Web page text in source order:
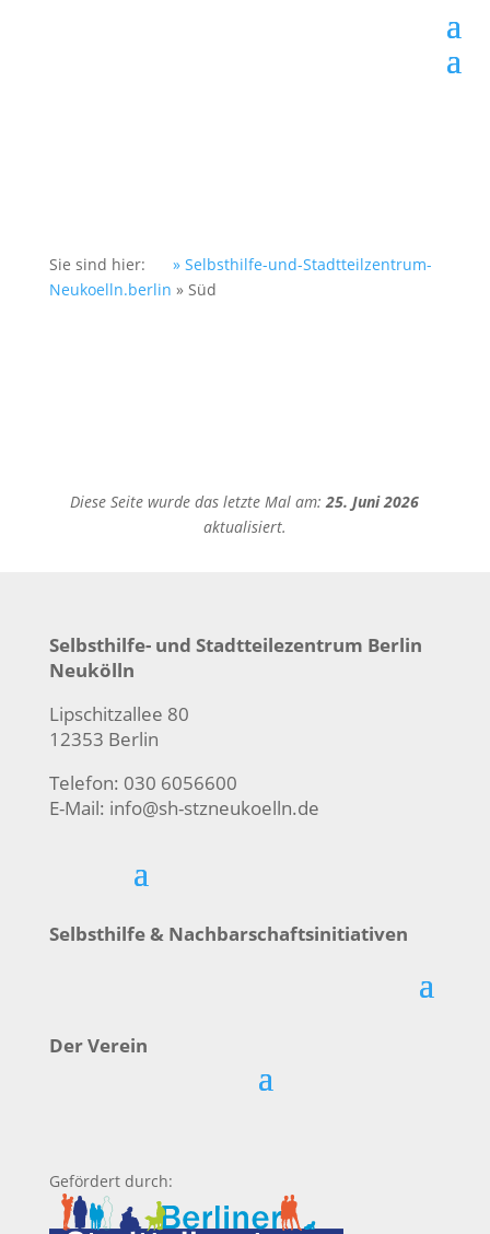
Sie sind hier:
» Selbsthilfe-und-Stadtteilzentrum-
Neukoelln.berlin » Süd
Diese Seite wurde das letzte Mal am:25. Juni 2026
aktualisiert.
Selbsthilfe- und Stadtteilezentrum Berlin
Neukölln
Lipschitzallee 80
12353 Berlin
Telefon: 030 6056600
E-Mail: info@sh-stzneukoelln.de
Selbsthilfe & Nachbarschaftsinitiativen
Der Verein
Gefördert durch: